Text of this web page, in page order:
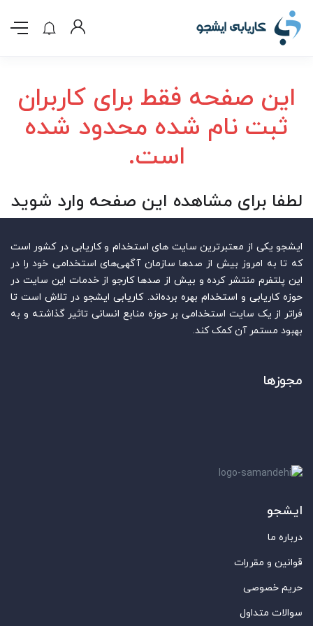
این صفحه فقط برای کاربران
ثبت نام شده محدود شده
است.
لطفا برای مشاهده این صفحه وارد شوید
ایشجو یکی از معتبرترین سایت‌ های استخدام و کاریابی در کشور است
که تا به امروز بیش از صدها سازمان آگهی‌های استخدامی خود را در
این پلتفرم منتشر کرده و بیش از صدها کارجو از خدمات این سایت در
حوزه کاریابی و استخدام بهره برده‌اند. کاریابی ایشجو در تلاش است تا
فراتر از یک سایت استخدامی بر حوزه منابع انسانی تاثیر گذاشته و به
بهبود مستمر آن کمک کند.
مجوزها
ایشجو
درباره ما
قوانین و مقررات
حریم خصوصی
سوالات متداول